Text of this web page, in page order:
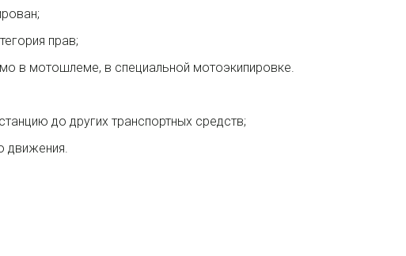
прав;
в мотошлеме, в специальной мотоэкипировке.
до других транспортных средств;
движения.